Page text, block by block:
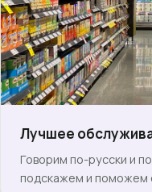
Лучшее
Говорим по-русски и
подскажем и поможем